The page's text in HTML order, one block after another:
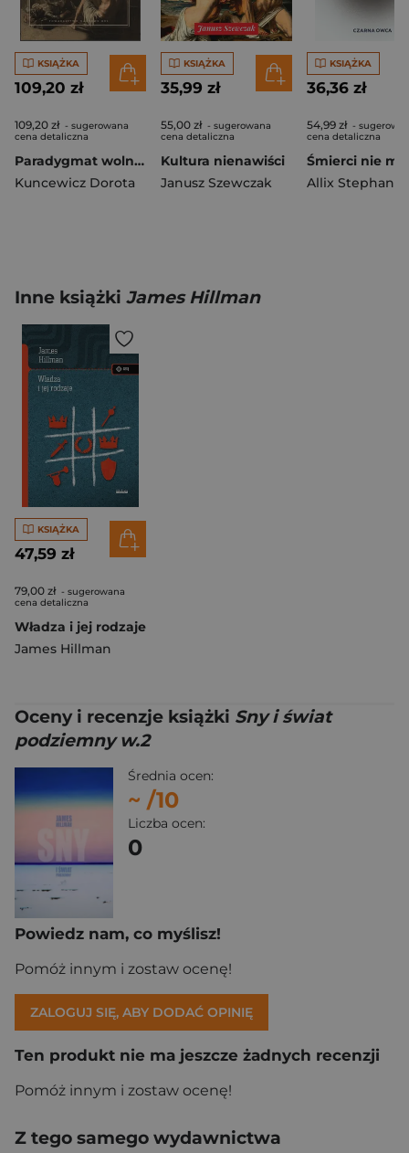
KSIĄŻKA
109,20 zł
109,20 zł - sugerowana
cena detaliczna
Paradygmat wolnej woli w psychologii i jego konsekwencje. Kuncewicz Dorota K. (red.)
Kuncewicz Dorota
KSIĄŻKA
35,99 zł
55,00 zł - sugerowana
cena detaliczna
Kultura nienawiści
Janusz Szewczak
KSIĄŻKA
36,36 zł
54,99 zł -
cena detaliczna
Śmierci nie ma
Allix Stephane
Inne książki James Hillman
KSIĄŻKA
47,59 zł
79,00 zł - sugerowana
cena detaliczna
Władza i jej rodzaje
James Hillman
Oceny i recenzje książki Sny i świat
podziemny w.2
Średnia ocen:
~ /10
Liczba ocen:
0
Powiedz nam, co myślisz!
Pomóż innym i zostaw ocenę!
ZALOGUJ SIĘ, ABY DODAĆ OPINIĘ
Ten produkt nie ma jeszcze żadnych recenzji
Pomóż innym i zostaw ocenę!
Z tego samego wydawnictwa